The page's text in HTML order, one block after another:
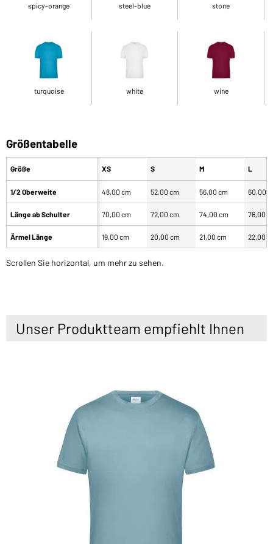
spicy-orange steel-blue stone
turquoise white wine
Größentabelle
Größe
1/2 Oberweite
Länge ab Schulter
Ärmel Länge
XS S M L
48,00 cm 52,00 cm 56,00 cm 60,00
70,00 cm 72,00 cm 74,00 cm 76,00
19,00 cm 20,00 cm 21,00 cm 22,00
Scrollen Sie horizontal, um mehr zu sehen.
Unser Produktteam empfiehlt Ihnen